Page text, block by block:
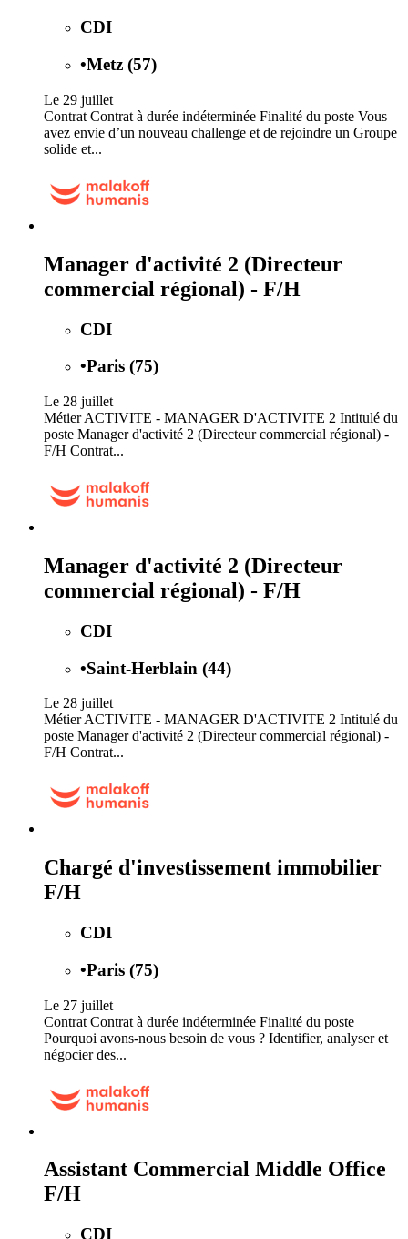
CDI
•Metz (57)
Le 29 juillet
Contrat Contrat à durée indéterminée Finalité du poste Vous
avez envie d’un nouveau challenge et de rejoindre un Groupe
solide et...
Manager d'activité 2 (Directeur
commercial régional) - F/H
CDI
•Paris (75)
Le 28 juillet
Métier ACTIVITE - MANAGER D'ACTIVITE 2 Intitulé du
poste Manager d'activité 2 (Directeur commercial régional) -
F/H Contrat...
Manager d'activité 2 (Directeur
commercial régional) - F/H
CDI
•Saint-Herblain (44)
Le 28 juillet
Métier ACTIVITE - MANAGER D'ACTIVITE 2 Intitulé du
poste Manager d'activité 2 (Directeur commercial régional) -
F/H Contrat...
Chargé d'investissement immobilier
F/H
CDI
•Paris (75)
Le 27 juillet
Contrat Contrat à durée indéterminée Finalité du poste
Pourquoi avons-nous besoin de vous ? Identifier, analyser et
négocier des...
Assistant Commercial Middle Office
F/H
CDI